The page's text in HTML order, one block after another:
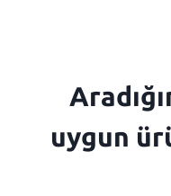
uygun